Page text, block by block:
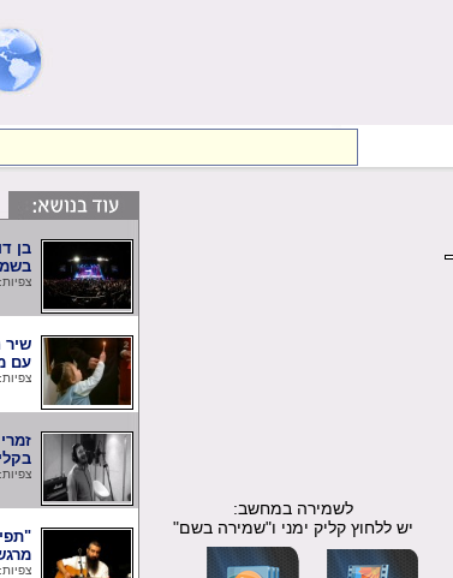
לשמירה במחשב:
יש ללחוץ קליק ימני ו"שמירה בשם"
בן
צפיות: 2559
שיר
עם
צפיות: 4810
צפיות: 3441
צפיות: 2500